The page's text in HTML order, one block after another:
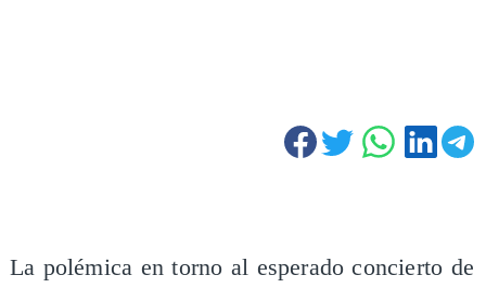
La polémica en torno al esperado concierto de